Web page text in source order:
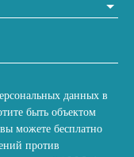
данных в
быть объектом
можете бесплатно
против